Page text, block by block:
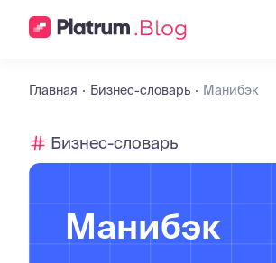
Главная Бизнес-словарь Манибэк
Бизнес-словарь
Манибэк